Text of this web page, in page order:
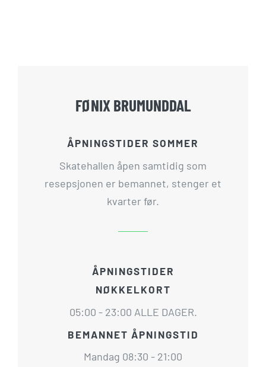
FØNIX BRUMUNDDAL
ÅPNINGSTIDER SOMMER
Skatehallen åpen samtidig som
resepsjonen er bemannet, stenger et
kvarter før.
ÅPNINGSTIDER
NØKKELKORT
05:00 - 23:00 ALLE DAGER.
BEMANNET ÅPNINGSTID
Mandag 08:30 - 21:00